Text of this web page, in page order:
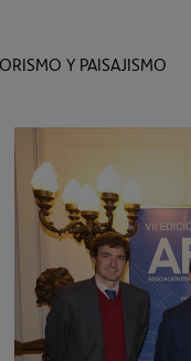
Y PAISAJISMO